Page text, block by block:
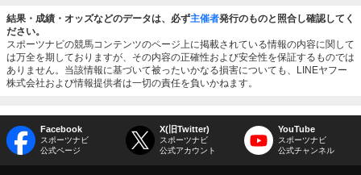
結果・成績・オッズなどのデータは、必ず主催者発行のものと照合し確認してく
ださい。
スポーツナビの競馬コンテンツのページ上に掲載されている情報の内容に関して
は万全を期しておりますが、その内容の正確性および安全性を保証するものでは
ありません。当該情報に基づいて被ったいかなる損害についても、LINEヤフー
株式会社および情報提供者は一切の責任を負いかねます。
Facebook
スポーツナビ
公式ページ
X(旧Twitter)
スポーツナビ
公式アカウント
YouTube
スポーツナビ
公式チャンネル